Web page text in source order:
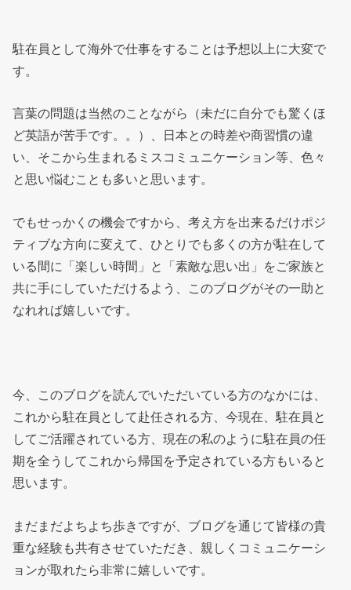
駐在員として海外で仕事をすることは予想以上に大変で
す。
言葉の問題は当然のことながら（未だに自分でも驚くほ
ど英語が苦手です。。）、日本との時差や商習慣の違
い、そこから生まれるミスコミュニケーション等、色々
と思い悩むことも多いと思います。
でもせっかくの機会ですから、考え方を出来るだけポジ
ティブな方向に変えて、ひとりでも多くの方が駐在して
いる間に「楽しい時間」と「素敵な思い出」をご家族と
共に手にしていただけるよう、このブログがその一助と
なれれば嬉しいです。
今、このブログを読んでいただいている方のなかには、
これから駐在員として赴任される方、今現在、駐在員と
してご活躍されている方、現在の私のように駐在員の任
期を全うしてこれから帰国を予定されている方もいると
思います。
まだまだよちよち歩きですが、ブログを通じて皆様の貴
重な経験も共有させていただき、親しくコミュニケーシ
ョンが取れたら非常に嬉しいです。